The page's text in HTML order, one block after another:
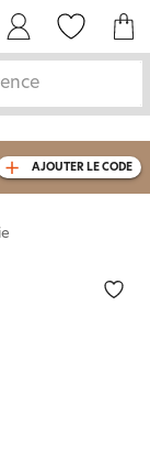
AJOUTER LE CODE